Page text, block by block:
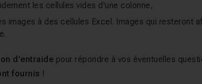
les cellules vides d'une colonne,
images à des cellules Excel. Images qui resteront
d'entraide pour répondre à vos éventuelles
fournis !